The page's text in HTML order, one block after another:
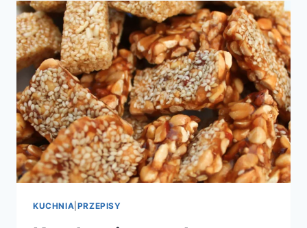
KUCHNIA PRZEPISY